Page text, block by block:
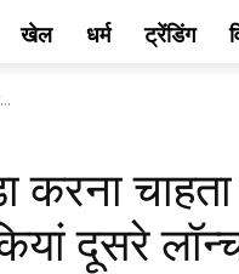
खेल धर्म ट्रेंडिंग
करना
दूसरे